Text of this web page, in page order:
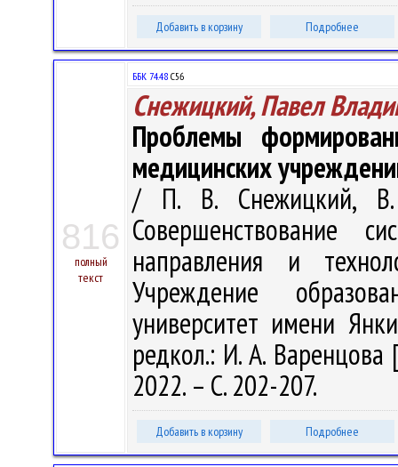
Добавить в корзину Подробнее
816
полный
текст
ББК 74.48 С56
Снежицкий, Павел
Проблемы
медицинских
/ П. В. Снежицкий, В.
Совершенствование
направления и
Учреждение
университет имени
редкол.: И. А.
2022. – С. 202-207.
Добавить в корзину Подробнее